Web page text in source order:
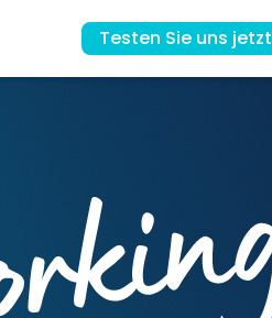
Testen Sie uns jetzt